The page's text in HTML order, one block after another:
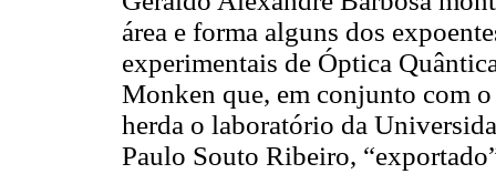
área e forma alguns dos
experimentais de Óptica
Monken que, em conjunto com o
herda o laboratório da
Paulo Souto Ribeiro,